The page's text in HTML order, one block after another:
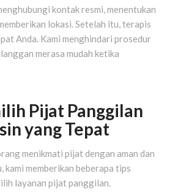
kontak resmi, menentukan
lokasi. Setelah itu, terapis
Anda. Kami menghindari prosedur
merasa mudah ketika
Pijat Panggilan
yang Tepat
menikmati pijat dengan aman dan
kami memberikan beberapa tips
layanan pijat panggilan.